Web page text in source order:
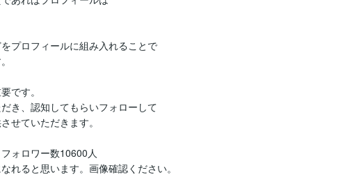
プロフィールに組み入れることで
です。
き、認知してもらいフォローして
せていただきます。
ォロワー数10600人
れると思います。画像確認ください。